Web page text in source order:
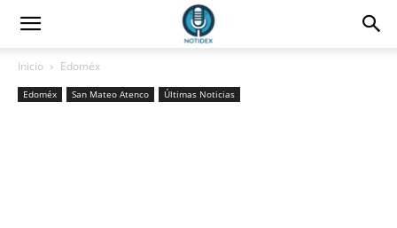
Inicio Edoméx
Edoméx San Mateo Atenco Últimas Noticias